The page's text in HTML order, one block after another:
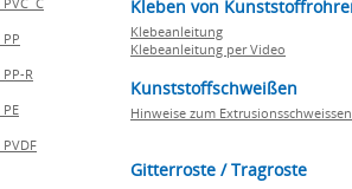
R
Kleben von
Klebeanleitung
Klebeanleitung per Video
Kunststoffschweißen
Hinweise zum Extrusionsschweissen
Gitterroste / Tragroste